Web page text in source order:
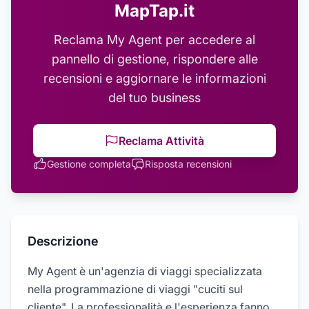
MapTap.it
Reclama My Agent per accedere al
pannello di gestione, rispondere alle
recensioni e aggiornare le informazioni
del tuo business
Reclama Attività
Gestione completa Risposta recensioni
Descrizione
My Agent è un'agenzia di viaggi specializzata
nella programmazione di viaggi "cuciti sul